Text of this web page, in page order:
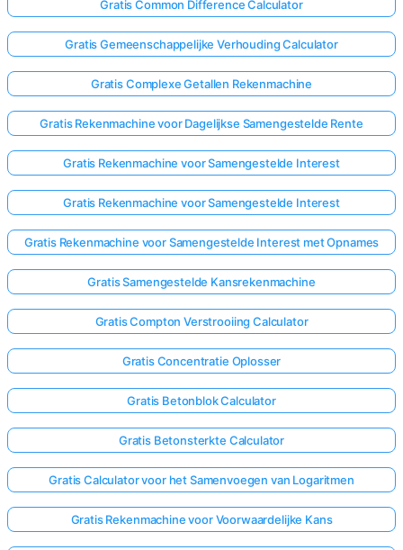
Gratis Common Difference Calculator
Gratis Gemeenschappelijke Verhouding Calculator
Gratis Complexe Getallen Rekenmachine
Gratis Rekenmachine voor Dagelijkse Samengestelde Rente
Gratis Rekenmachine voor Samengestelde Interest
Gratis Rekenmachine voor Samengestelde Interest
Gratis Rekenmachine voor Samengestelde Interest met Opnames
Gratis Samengestelde Kansrekenmachine
Gratis Compton Verstrooiing Calculator
Gratis Concentratie Oplosser
Gratis Betonblok Calculator
Gratis Betonsterkte Calculator
Gratis Calculator voor het Samenvoegen van Logaritmen
Gratis Rekenmachine voor Voorwaardelijke Kans